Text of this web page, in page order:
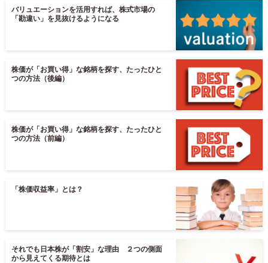
バリュエーションを活用すれば、株式市場の
「勘違い」を見抜けるようになる
株価が「お買い得」な銘柄を探す、たったひと
つの方法（後編）
株価が「お買い得」な銘柄を探す、たったひと
つの方法（前編）
「株価収益率」とは？
それでも日本株が「割安」な理由 ２つの側面
から見えてくる期待とは